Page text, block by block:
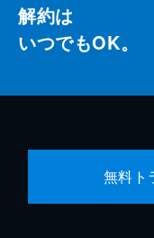
解約は
いつでもOK。
無料ト